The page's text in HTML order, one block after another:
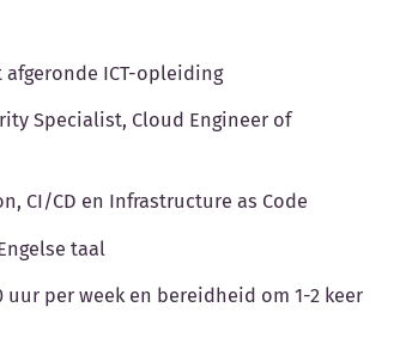
ICT-opleiding
Specialist, Cloud Engineer of
CI/CD en Infrastructure as Code
taal
per week en bereidheid om 1-2 keer